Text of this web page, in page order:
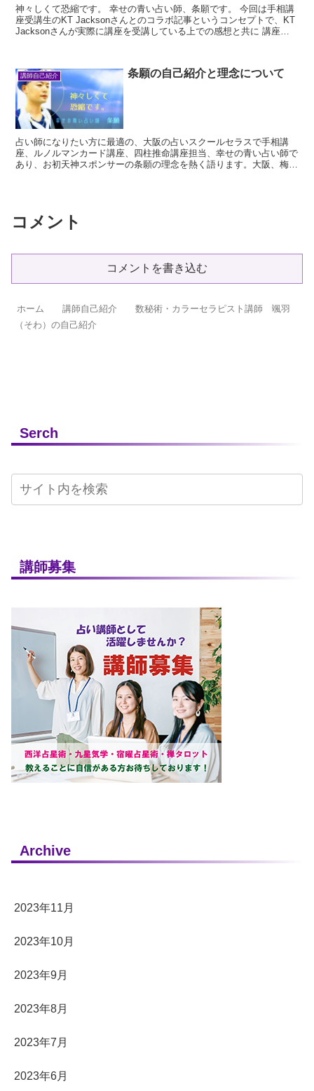
神々しくて恐縮です。 幸せの青い占い師、条願です。 今回は手相講
座受講生のKT Jacksonさんとのコラボ記事というコンセプトで、KT
Jacksonさんが実際に講座を受講している上での感想と共に 講座の
講師自己紹介 条願の自己紹介と理念について
占い師になりたい方に最適の、大阪の占いスクールセラスで手相講
座、ルノルマンカード講座、四柱推命講座担当、幸せの青い占い師で
あり、お初天神スポンサーの条願の理念を熱く語ります。大阪、梅田
コメント
コメントを書き込む
ホーム 講師自己紹介
数秘術・カラーセラピスト講師 颯羽
（そわ）の自己紹介
Serch
講師募集
Archive
2023年11月
2023年10月
2023年9月
2023年8月
2023年7月
2023年6月